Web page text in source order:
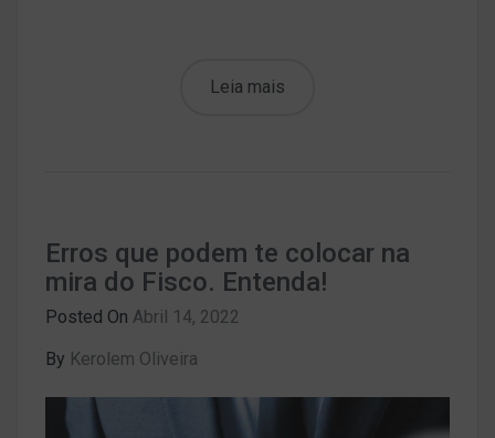
Leia mais
Erros que podem te colocar na
mira do Fisco. Entenda!
Posted On Abril 14, 2022
By Kerolem Oliveira